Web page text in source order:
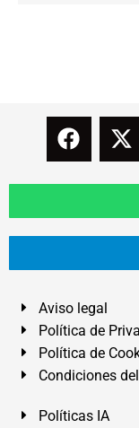
Aviso legal
Política de
Política de
Condiciones
Políticas IA